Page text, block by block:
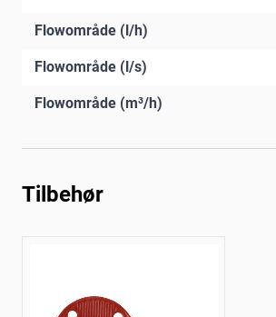
Flowområde (l/h)
Flowområde (l/s)
Flowområde (m³/h)
Tilbehør